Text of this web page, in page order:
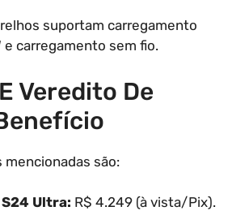
suportam carregamento
e carregamento sem fio.
Veredito De
mencionadas são:
Ultra: R$ 4.249 (à vista/Pix).